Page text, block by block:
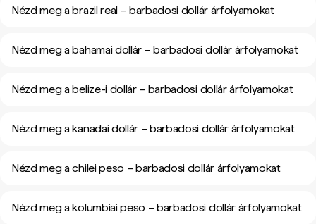
Nézd meg a brazil real – barbadosi dollár árfolyamokat
Nézd meg a bahamai dollár – barbadosi dollár árfolyamokat
Nézd meg a belize-i dollár – barbadosi dollár árfolyamokat
Nézd meg a kanadai dollár – barbadosi dollár árfolyamokat
Nézd meg a chilei peso – barbadosi dollár árfolyamokat
Nézd meg a kolumbiai peso – barbadosi dollár árfolyamokat